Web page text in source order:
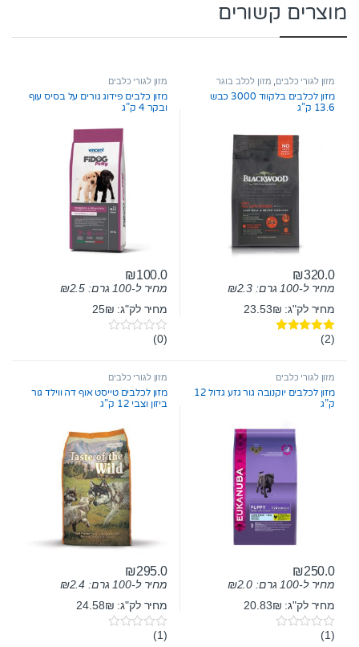
מוצרים קשורים
מזון לגורי כלבים מזון לכלב בוגר
מזון לכלבים בלקווד 3000 כבש
13.6 ק”ג
₪320.0
מחיר ל-100 גרם: ₪2.3
מחיר לק"ג: 23.53₪
דורג(2)
מזון לגורי כלבים
מזון כלבים פידוג גורים על בסיס עוף
ובקר 4 ק”ג
₪100.0
מחיר ל-100 גרם: ₪2.5
מחיר לק"ג: 25₪
0
t
f
5
(0)
מזון לגורי כלבים
מזון לכלבים יוקנובה גור גזע גדול 12
ק”ג
₪250.0
מחיר ל-100 גרם: ₪2.0
מחיר לק"ג: 20.83₪
0(1)
מזון לגורי כלבים
מזון לכלבים טייסט אוף דה ווילד גור
ביזון וצבי 12 ק”ג
₪295.0
מחיר ל-100 גרם: ₪2.4
מחיר לק"ג: 24.58₪
0(1)